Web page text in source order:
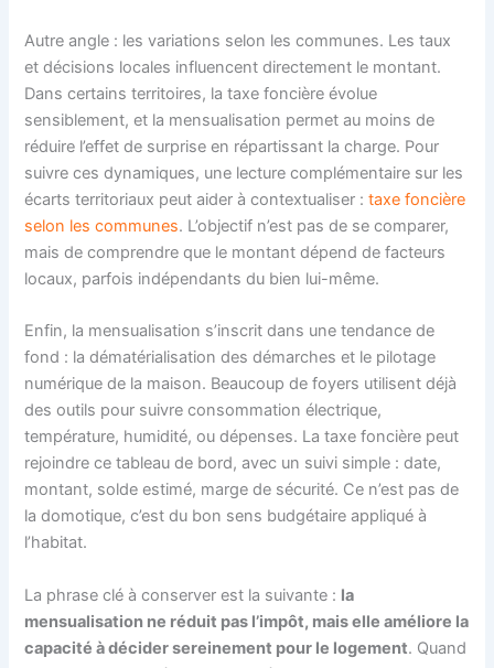
Autre angle : les variations selon les communes. Les taux
et décisions locales influencent directement le montant.
Dans certains territoires, la taxe foncière évolue
sensiblement, et la mensualisation permet au moins de
réduire l’effet de surprise en répartissant la charge. Pour
suivre ces dynamiques, une lecture complémentaire sur les
écarts territoriaux peut aider à contextualiser :taxe foncière
selon les communes. L’objectif n’est pas de se comparer,
mais de comprendre que le montant dépend de facteurs
locaux, parfois indépendants du bien lui-même.
Enfin, la mensualisation s’inscrit dans une tendance de
fond : la dématérialisation des démarches et le pilotage
numérique de la maison. Beaucoup de foyers utilisent déjà
des outils pour suivre consommation électrique,
température, humidité, ou dépenses. La taxe foncière peut
rejoindre ce tableau de bord, avec un suivi simple : date,
montant, solde estimé, marge de sécurité. Ce n’est pas de
la domotique, c’est du bon sens budgétaire appliqué à
l’habitat.
La phrase clé à conserver est la suivante : la
mensualisation ne réduit pas l’impôt, mais elle améliore la
capacité à décider sereinement pour le logement. Quand